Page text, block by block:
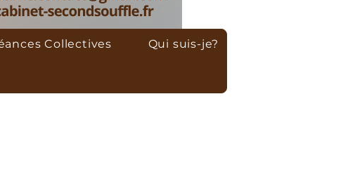
Collectives Qui suis-je?